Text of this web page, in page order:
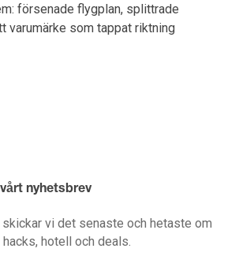
försenade flygplan, splittrade
varumärke som tappat riktning
nyhetsbrev
vi det senaste och hetaste om
hotell och deals.